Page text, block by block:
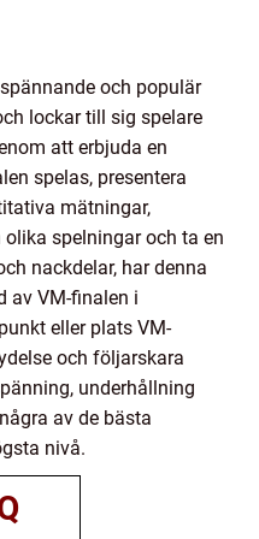
och populär
lockar till sig spelare
att erbjuda en
spelas, presentera
mätningar,
spelningar och ta en
nackdelar, har denna
av VM-finalen i
eller plats VM-
och följarskara
underhållning
av de bästa
nivå.